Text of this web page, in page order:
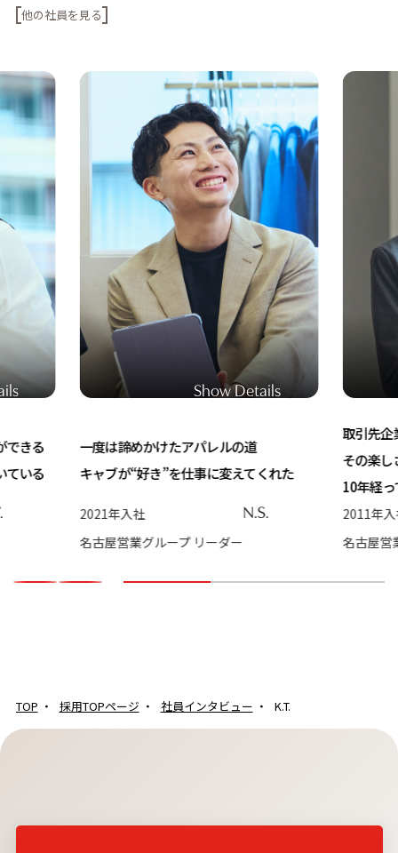
他の社員を見る
ils
できる
ている
ShowDetails
Show Details
Show Details
Show Details
一度は諦めかけたアパレルの道
キャブが“好き”を仕事に変えてくれた
2021年入社
名古屋営業グループ リーダー
N.S.
取引先企
その楽し
10年経
2011年
名古屋営
TOP 採用TOPページ 社員インタビュー K.T.